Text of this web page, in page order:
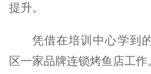
提升。
凭借在培训中心学到
区一家品牌连锁烤鱼店工